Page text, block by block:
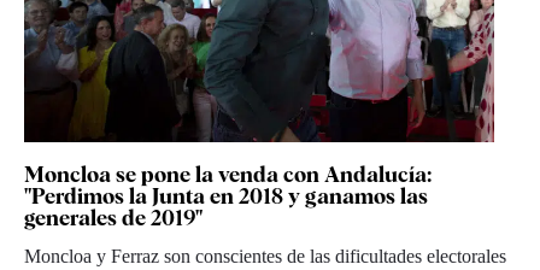
Moncloa se pone la venda con Andalucía:
"Perdimos la Junta en 2018 y ganamos las
generales de 2019"
Moncloa y Ferraz son conscientes de las dificultades electorales